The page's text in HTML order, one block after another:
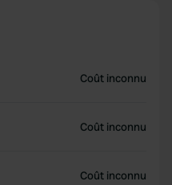
Coût inconnu
Coût inconnu
Coût inconnu